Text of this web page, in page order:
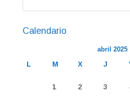
Calendario
abril 2025
L M X J
1 2 3